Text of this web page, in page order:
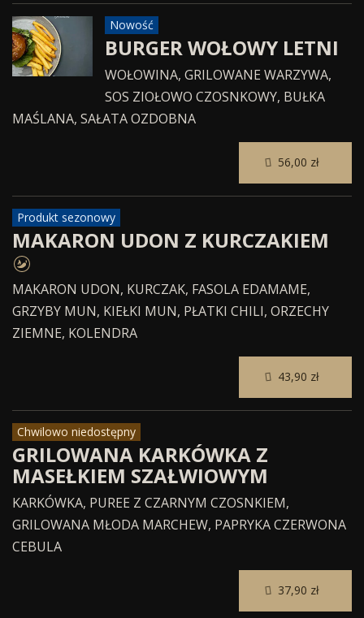
Nowość
BURGER WOŁOWY LETNI
WOŁOWINA, GRILOWANE WARZYWA,
SOS ZIOŁOWO CZOSNKOWY, BUŁKA
MAŚLANA, SAŁATA OZDOBNA
Produkt sezonowy
MAKARON UDON Z KURCZAKIEM
MAKARON UDON, KURCZAK, FASOLA EDAMAME,
GRZYBY MUN, KIEŁKI MUN, PŁATKI CHILI, ORZECHY
ZIEMNE, KOLENDRA
Chwilowo niedostępny
GRILOWANA KARKÓWKA Z
MASEŁKIEM SZAŁWIOWYM
KARKÓWKA, PUREE Z CZARNYM CZOSNKIEM,
GRILOWANA MŁODA MARCHEW, PAPRYKA CZERWONA
CEBULA